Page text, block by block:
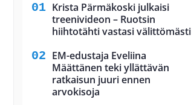
Krista Pärmäkoski julkaisi
treenivideon – Ruotsin
hiihtotähti vastasi välittömästi
EM-edustaja Eveliina
Määttänen teki yllättävän
ratkaisun juuri ennen
arvokisoja